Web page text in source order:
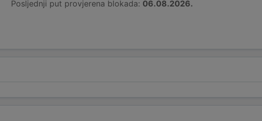
Posljednji put provjerena blokada: 06.08.2026.